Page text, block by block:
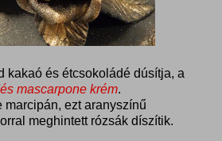
kakaó és étcsokoládé dúsítja, a
mascarpone krém.
marcipán, ezt aranyszínű
meghintett rózsák díszítik.